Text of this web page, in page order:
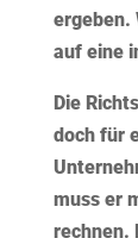
ergeben.
auf eine
Die
doch für
muss er
rechnen.